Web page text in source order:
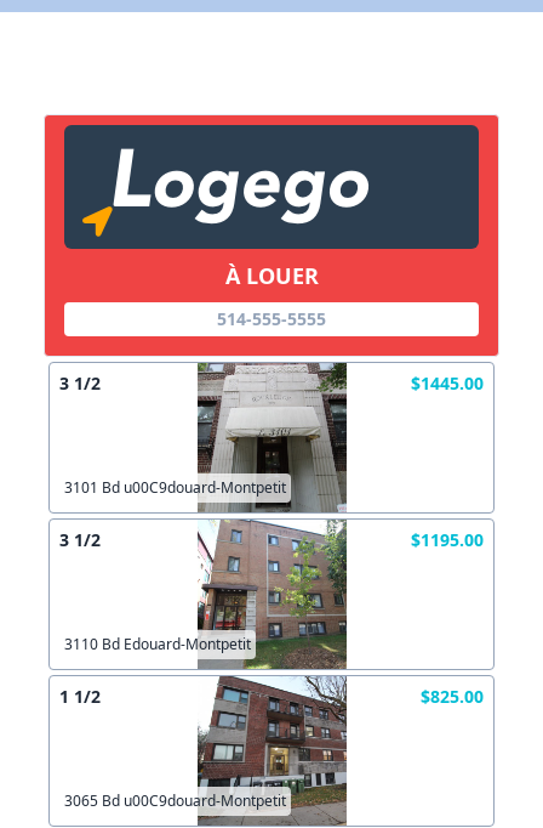
À LOUER
514-555-5555
3 1/2 $1445.00
3101 Bd u00C9douard-Montpetit
3 1/2 $1195.00
3110 Bd Edouard-Montpetit
1 1/2 $825.00
3065 Bd u00C9douard-Montpetit
X Fermer
Lien vers inscription (sera inclus dans courriel)
Copier lien
X Fermer